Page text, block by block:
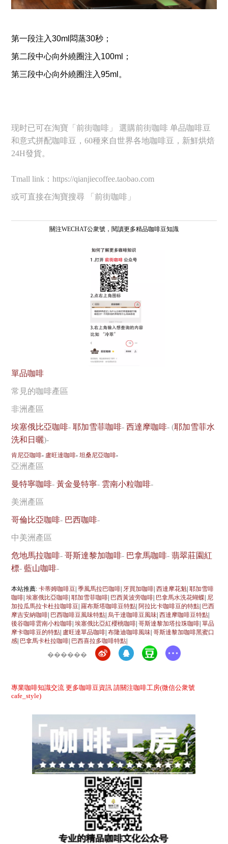
第一段注入30ml悶蒸30秒；
第二段中心向外繞圈注入100ml；
第三段中心向外繞圈注入95ml。
现时已可在淘寶「前街咖啡」 選購前街咖啡 单品咖啡豆
和意式拼配咖啡豆，60種來自世界各地咖啡豆，新鮮烘焙
24H發貨。
Tmall link：https://qianjiecoffee.taobao.com
或可直接在淘寶搜尋 「前街咖啡」
關注WECHAT公衆號，閱讀更多精品咖啡豆知識
單品咖啡
常見的咖啡產區
非洲產區
埃塞俄比亞咖啡-耶加雪菲咖啡-西達摩咖啡- (耶加雪菲水
洗和日曬)-
肯尼亞咖啡- 盧旺達咖啡-坦桑尼亞咖啡-
亞洲產區
曼特寧咖啡-黃金曼特寧- 雲南小粒咖啡-
美洲產區
哥倫比亞咖啡- 巴西咖啡-
中美洲產區
危地馬拉咖啡-哥斯達黎加咖啡- 巴拿馬咖啡-翡翠莊園紅
標-藍山咖啡-
本站推薦:卡蒂姆咖啡豆 |季風馬拉巴咖啡 牙買加咖啡 |西達摩花魁 |耶加雪啡
咖啡 |埃塞俄比亞咖啡 |耶加雪菲咖啡 巴西黃波旁咖啡 巴拿馬水洗花蝴蝶 尼
加拉瓜馬拉卡杜拉咖啡豆 |羅布斯塔咖啡豆特點 阿拉比卡咖啡豆的特點 巴西
摩吉安納咖啡 巴西咖啡豆風味特點 |烏干達咖啡豆風味 |西達摩咖啡豆特點
後谷咖啡雲南小粒咖啡 |埃塞俄比亞紅櫻桃咖啡 |哥斯達黎加塔拉珠咖啡 |單品
摩卡咖啡豆的特點 盧旺達單品咖啡 |布隆迪咖啡風味 |哥斯達黎加咖啡黑蜜口
感 巴拿馬卡杜拉咖啡 巴西喜拉多咖啡特點
������
專業咖啡知識交流 更多咖啡豆資訊 請關注咖啡工房(微信公衆號
cafe_style)